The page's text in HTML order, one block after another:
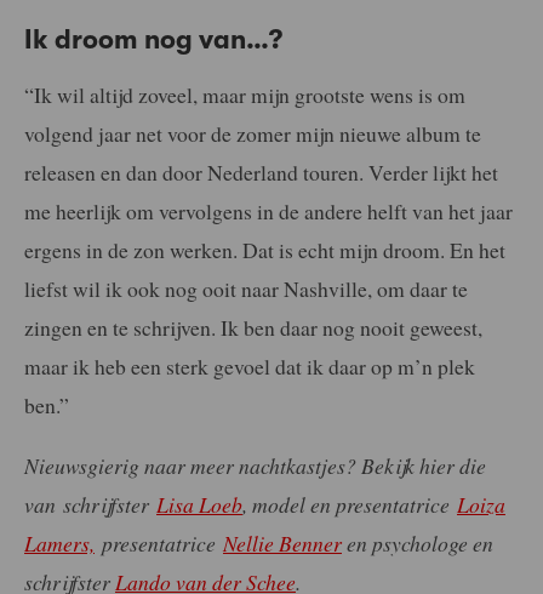
Ik droom nog van…?
“Ik wil altijd zoveel, maar mijn grootste wens is om
volgend jaar net voor de zomer mijn nieuwe album te
releasen en dan door Nederland touren. Verder lijkt het
me heerlijk om vervolgens in de andere helft van het jaar
ergens in de zon werken. Dat is echt mijn droom. En het
liefst wil ik ook nog ooit naar Nashville, om daar te
zingen en te schrijven. Ik ben daar nog nooit geweest,
maar ik heb een sterk gevoel dat ik daar op m’n plek
ben.”
Nieuwsgierig naar meer nachtkastjes? Bekijk hier die
van schrijfster Lisa Loeb, model en presentatrice Loiza
Lamers, presentatrice Nellie Benneren psychologe en
schrijfsterLando van der Schee.